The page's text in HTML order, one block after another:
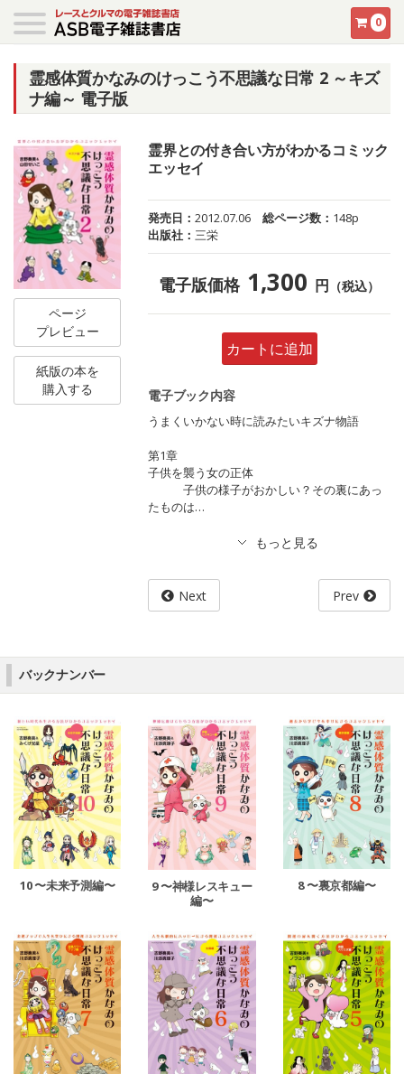
0
霊感体質かなみのけっこう不思議な日常 2 ～キズ
ナ編～ 電子版
ページ
プレビュー
紙版の本を
購入する
霊界との付き合い方がわかるコミック
エッセイ
発売日：2012.07.06 総ページ数： 148p
出版社：三栄
電子版価格 1,300 円 （税込）
カートに追加
電子ブック内容
うまくいかない時に読みたいキズナ物語
第1章
子供を襲う女の正体
子供の様子がおかしい？その裏にあっ
たものは…
Next Prev
バックナンバー
10 〜未来予測編〜
9 〜神様レスキュー
編〜
8 〜裏京都編〜